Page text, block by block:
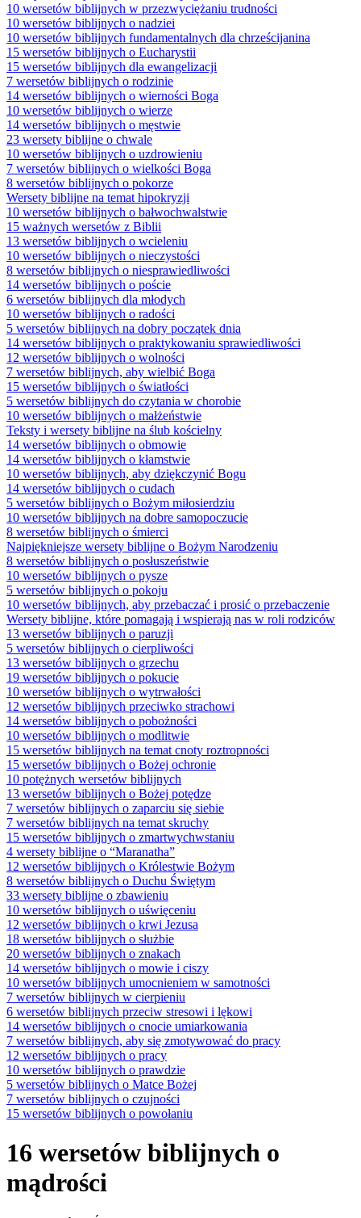
10 wersetów biblijnych w przezwyciężaniu trudności
10 wersetów biblijnych o nadziei
10 wersetów biblijnych fundamentalnych dla chrześcijanina
15 wersetów biblijnych o Eucharystii
15 wersetów biblijnych dla ewangelizacji
7 wersetów biblijnych o rodzinie
14 wersetów biblijnych o wierności Boga
10 wersetów biblijnych o wierze
14 wersetów biblijnych o męstwie
23 wersety biblijne o chwale
10 wersetów biblijnych o uzdrowieniu
7 wersetów biblijnych o wielkości Boga
8 wersetów biblijnych o pokorze
Wersety biblijne na temat hipokryzji
10 wersetów biblijnych o bałwochwalstwie
15 ważnych wersetów z Biblii
13 wersetów biblijnych o wcieleniu
10 wersetów biblijnych o nieczystości
8 wersetów biblijnych o niesprawiedliwości
14 wersetów biblijnych o poście
6 wersetów biblijnych dla młodych
10 wersetów biblijnych o radości
5 wersetów biblijnych na dobry początek dnia
14 wersetów biblijnych o praktykowaniu sprawiedliwości
12 wersetów biblijnych o wolności
7 wersetów biblijnych, aby wielbić Boga
15 wersetów biblijnych o światłości
5 wersetów biblijnych do czytania w chorobie
10 wersetów biblijnych o małżeństwie
Teksty i wersety biblijne na ślub kościelny
14 wersetów biblijnych o obmowie
14 wersetów biblijnych o kłamstwie
10 wersetów biblijnych, aby dziękczynić Bogu
14 wersetów biblijnych o cudach
5 wersetów biblijnych o Bożym miłosierdziu
10 wersetów biblijnych na dobre samopoczucie
8 wersetów biblijnych o śmierci
Najpiękniejsze wersety biblijne o Bożym Narodzeniu
8 wersetów biblijnych o posłuszeństwie
10 wersetów biblijnych o pysze
5 wersetów biblijnych o pokoju
10 wersetów biblijnych, aby przebaczać i prosić o przebaczenie
Wersety biblijne, które pomagają i wspierają nas w roli rodziców
13 wersetów biblijnych o paruzji
5 wersetów biblijnych o cierpliwości
13 wersetów biblijnych o grzechu
19 wersetów biblijnych o pokucie
10 wersetów biblijnych o wytrwałości
12 wersetów biblijnych przeciwko strachowi
14 wersetów biblijnych o pobożności
10 wersetów biblijnych o modlitwie
15 wersetów biblijnych na temat cnoty roztropności
15 wersetów biblijnych o Bożej ochronie
10 potężnych wersetów biblijnych
13 wersetów biblijnych o Bożej potędze
7 wersetów biblijnych o zaparciu się siebie
7 wersetów biblijnych na temat skruchy
15 wersetów biblijnych o zmartwychwstaniu
4 wersety biblijne o “Maranatha”
12 wersetów biblijnych o Królestwie Bożym
8 wersetów biblijnych o Duchu Świętym
33 wersety biblijne o zbawieniu
10 wersetów biblijnych o uświęceniu
12 wersetów biblijnych o krwi Jezusa
18 wersetów biblijnych o służbie
20 wersetów biblijnych o znakach
14 wersetów biblijnych o mowie i ciszy
10 wersetów biblijnych umocnieniem w samotności
7 wersetów biblijnych w cierpieniu
6 wersetów biblijnych przeciw stresowi i lękowi
14 wersetów biblijnych o cnocie umiarkowania
7 wersetów biblijnych, aby się zmotywować do pracy
12 wersetów biblijnych o pracy
10 wersetów biblijnych o prawdzie
5 wersetów biblijnych o Matce Bożej
7 wersetów biblijnych o czujności
15 wersetów biblijnych o powołaniu
16 wersetów biblijnych o
mądrości